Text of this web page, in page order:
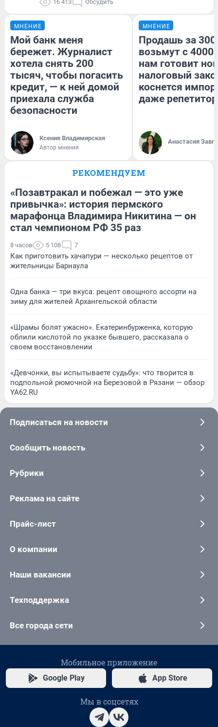
16 413 Обсудить
МНЕНИЕ
Мой банк меня
бережет. Журналист
хотела снять 200
тысяч, чтобы погасить
кредит, — к ней домой
приехала служба
безопасности
Ксения Владимирская
Автор мнения
МНЕНИЕ
Продашь за
возьмут с
нам готовит
налоговый
коснется
даже
Анастасия
РЕКОМЕНДУЕМ
«Позавтракал и побежал — это уже
привычка»: история пермского
марафонца Владимира Никитина — он
стал чемпионом РФ 35 раз
8 часов 5 108 7
Как приготовить хачапури — несколько рецептов от
жительницы Барнаула
Одна банка — три вкуса: рецепт овощного ассорти на
зиму для жителей Архангельской области
«Шрамы болят ужасно». Екатеринбурженка, которую
облили кислотой по указке бывшего, рассказала о
своем восстановлении
«Девчонки, вы испытываете судьбу»: что творится в
подпольной рюмочной на Березовой в Рязани — обзор
YA62.RU
Подписаться на новости
Сообщить новость
Рубрики
Реклама на сайте
Прайс-лист
О компании
Наши вакансии
Техподдержка
Все города сети
Мобильное приложение
Google Play App Store
Мы в соцсетях